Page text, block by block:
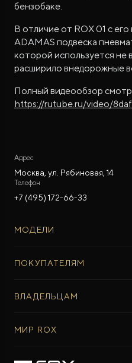
бензобаке.
В отличие от ROX 01 с
ADAMAS подвеска
которой используется не
расширило внедорожные
Полный видеообзор
https://rutube.ru/video/
Адрес
Москва, ул. Рябиновая, 14
Телефон
+7 (495) 172-66-33
МОДЕЛИ
ROX ADAMAS
ПОКУПАТЕЛЯМ
Авто в наличии
Тест-драйв
ВЛАДЕЛЬЦАМ
Сервис ROX
МИР ROX